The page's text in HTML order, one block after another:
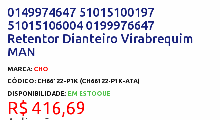
0149974647 51015100197
51015106004 0199976647
Retentor Dianteiro Virabrequim
MAN
MARCA: CHO
CÓDIGO: CH66122-P1K (CH66122-P1K-ATA)
DISPONIBILIDADE: EM ESTOQUE
R$ 416,69